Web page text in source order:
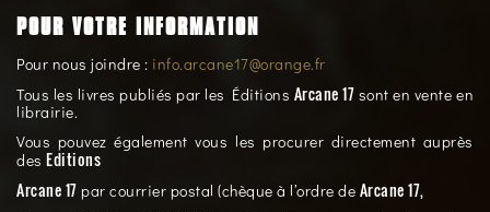
POUR VOTRE INFORMATION
Pour nous joindre : info.arcane17@orange.fr
Tous les livres publiés par les Éditions Arcane 17 sont en vente en
librairie.
Vous pouvez également vous les procurer directement auprès
des Editions
Arcane 17 par courrier postal (chèque à l’ordre de Arcane 17,